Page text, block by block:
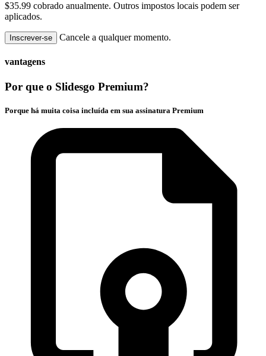
$35.99 cobrado anualmente. Outros impostos locais podem ser
aplicados.
Inscrever-se Cancele a qualquer momento.
vantagens
Por que o Slidesgo Premium?
Porque há muita coisa incluída em sua assinatura Premium